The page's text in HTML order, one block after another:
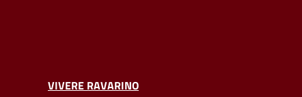
VIVERE RAVARINO